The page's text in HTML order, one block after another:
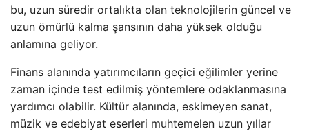
bu, uzun süredir ortalıkta olan teknolojilerin güncel ve
uzun ömürlü kalma şansının daha yüksek olduğu
anlamına geliyor.
Finans alanında yatırımcıların geçici eğilimler yerine
zaman içinde test edilmiş yöntemlere odaklanmasına
yardımcı olabilir. Kültür alanında, eskimeyen sanat,
müzik ve edebiyat eserleri muhtemelen uzun yıllar